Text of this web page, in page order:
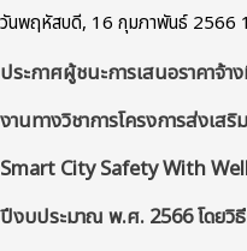
วันพฤหัสบดี, 16 กุมภาพันธ์ 2566
ประกาศผู้ชนะการเสนอราคาจ้
งานทางวิชาการโครงการส่งเ
Smart City Safety With
ปีงบประมาณ พ.ศ. 2566 โดยวิ